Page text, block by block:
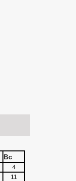
Вс
4
11